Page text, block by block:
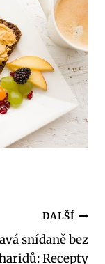
DALŠÍ
snídaně bez
Recepty